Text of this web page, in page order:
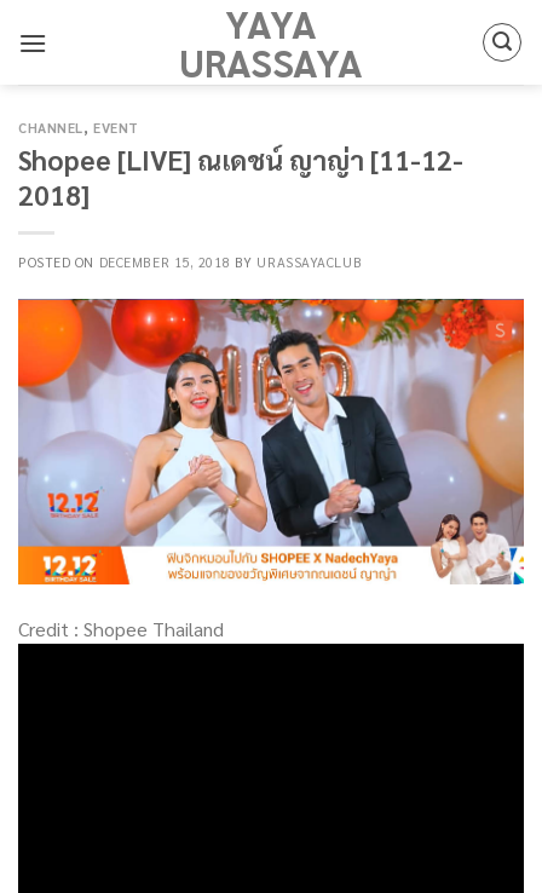
YAYA
URASSAYA
CHANNEL,EVENT
Shopee [LIVE] ณเดชน์ ญาญ่า [11-12-
2018]
POSTED ON DECEMBER 15, 2018 BY URASSAYACLUB
Credit : Shopee Thailand